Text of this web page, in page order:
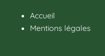
Accueil
Mentions légales